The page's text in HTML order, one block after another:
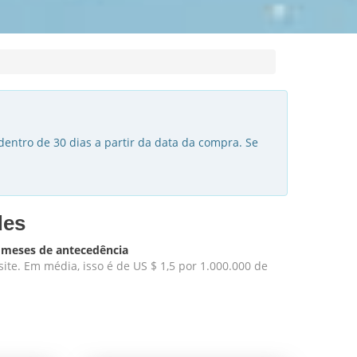
de 30 dias a partir da data da compra. Se
de antecedência
Em média, isso é de US $ 1,5 por 1.000.000 de